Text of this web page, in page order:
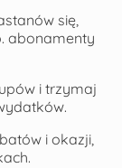
się,
abonamenty
i trzymaj
i okazji,